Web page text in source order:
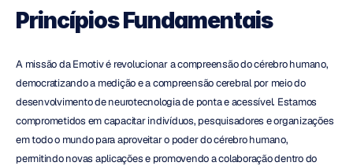
Princípios Fundamentais
A missão da Emotiv é revolucionar a compreensão do cérebro humano,
democratizando a medição e a compreensão cerebral por meio do
desenvolvimento de neurotecnologia de ponta e acessível. Estamos
comprometidos em capacitar indivíduos, pesquisadores e organizações
em todo o mundo para aproveitar o poder do cérebro humano,
permitindo novas aplicações e promovendo a colaboração dentro do